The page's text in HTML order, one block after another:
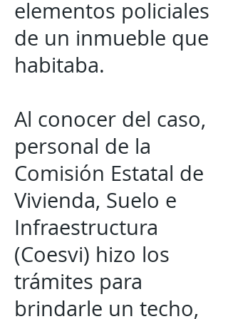
elementos policiales
de un inmueble que
habitaba.
Al conocer del caso,
personal de la
Comisión Estatal de
Vivienda, Suelo e
Infraestructura
(Coesvi) hizo los
trámites para
brindarle un techo,